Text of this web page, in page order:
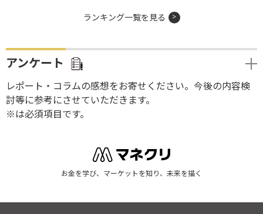
ランキング一覧を見る
アンケート
レポート・コラムの感想をお寄せください。今後の内容検
討等に参考にさせていただきます。
※は必須項目です。
お金を学び、マーケットを知り、未来を描く